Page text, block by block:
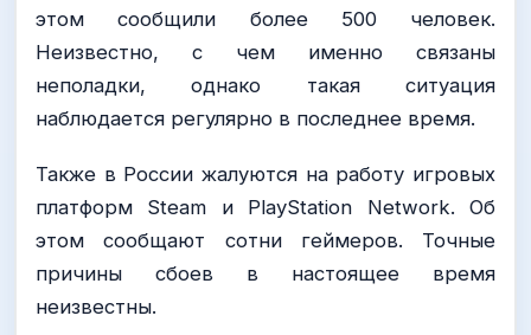
этом сообщили более 500 человек.
Неизвестно, с чем именно связаны
неполадки, однако такая ситуация
наблюдается регулярно в последнее время.
Также в России жалуются на работу игровых
платформ Steam и PlayStation Network. Об
этом сообщают сотни геймеров. Точные
причины сбоев в настоящее время
неизвестны.